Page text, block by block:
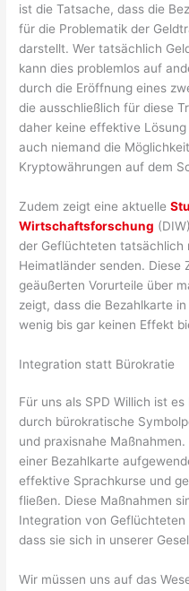
ist die Tatsache, dass die
für die Problematik der
darstellt. Wer tatsächlich
kann dies problemlos auf
durch die Eröffnung eines
die ausschließlich für diese
daher keine effektive
auch niemand die
Kryptowährungen auf dem
Zudem zeigt eine aktuelle
Wirtschaftsforschung
der Geflüchteten tatsächlich
Heimatländer senden. Diese
geäußerten Vorurteile über
zeigt, dass die Bezahlkarte
wenig bis gar keinen Effekt
Integration statt Bürokratie
Für uns als SPD Willich ist
durch bürokratische
und praxisnahe
einer Bezahlkarte
effektive Sprachkurse und
fließen. Diese Maßnahmen
Integration von
dass sie sich in unserer
Wir müssen uns auf das